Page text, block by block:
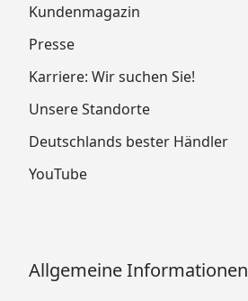
Kundenmagazin
Presse
Karriere: Wir suchen Sie!
Unsere Standorte
Deutschlands bester Händler
YouTube
Allgemeine Informationen